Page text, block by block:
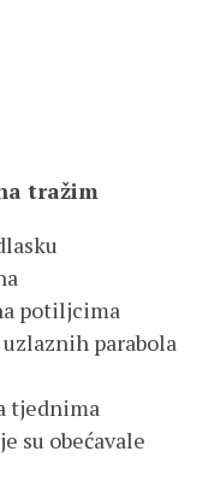
tražim
potiljcima
parabola
tjednima
su obećavale